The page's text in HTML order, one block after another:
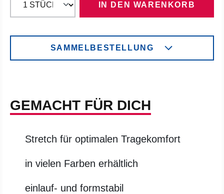
IN DEN WARENKORB
SAMMELBESTELLUNG
GEMACHT FÜR DICH
Stretch für optimalen Tragekomfort
in vielen Farben erhältlich
einlauf- und formstabil